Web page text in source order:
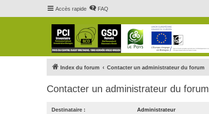
Accès rapide FAQ
Index du forum Contacter un administrateur du forum
Contacter un administrateur du forum
Destinataire : Administrateur